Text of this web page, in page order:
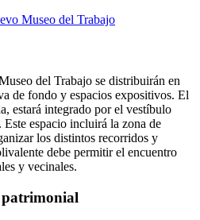
del Trabajo se distribuirán en
de fondo y espacios expositivos. El
estará integrado por el vestíbulo
espacio incluirá la zona de
los distintos recorridos y
debe permitir el encuentro
y vecinales.